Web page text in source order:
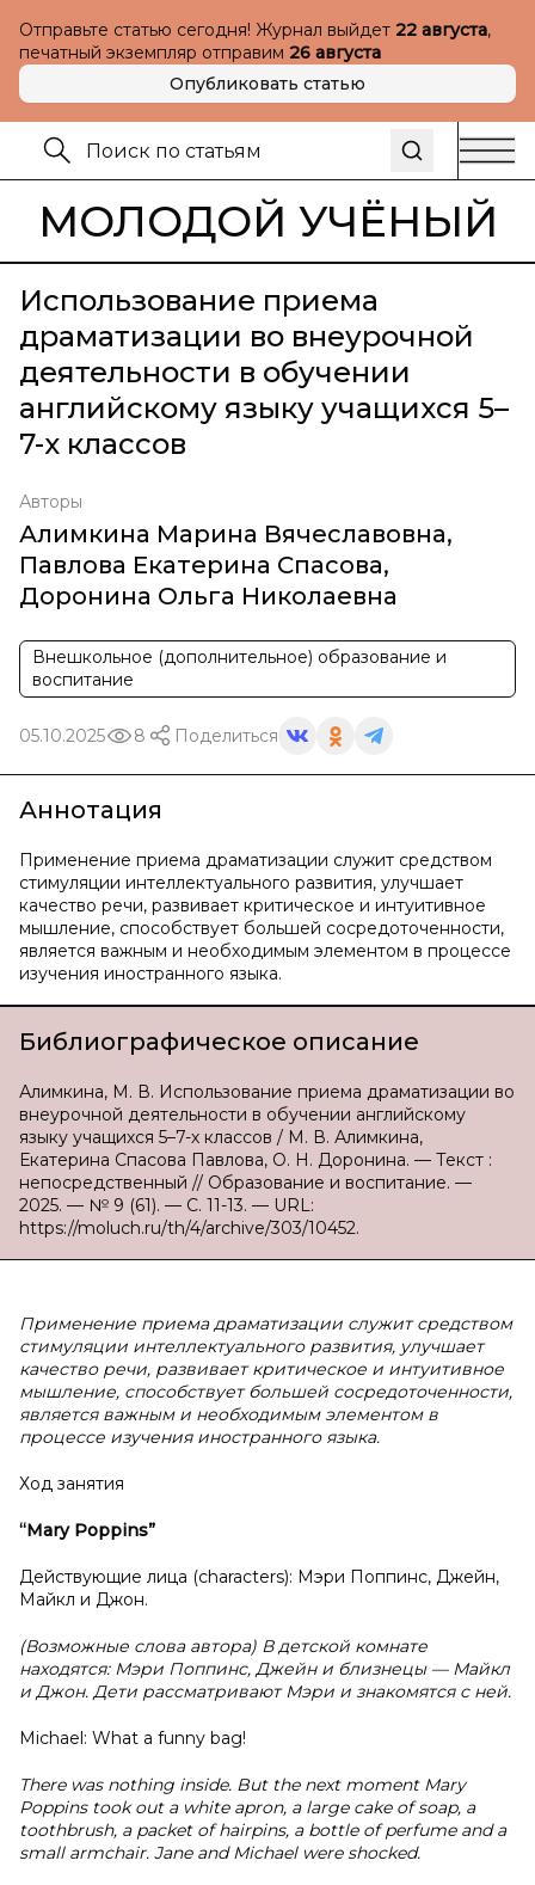
Отправьте статью сегодня! Журнал выйдет 22 августа,
печатный экземпляр отправим 26 августа
Опубликовать статью
МОЛОДОЙ УЧЁНЫЙ
Использование приема
драматизации во внеурочной
деятельности в обучении
английскому языку учащихся 5–
7-х классов
Авторы
Алимкина Марина Вячеславовна,
Павлова Екатерина Спасова,
Доронина Ольга Николаевна
Внешкольное (дополнительное) образование и
воспитание
05.10.2025 8 Поделиться
Аннотация
Применение приема драматизации служит средством
стимуляции интеллектуального развития, улучшает
качество речи, развивает критическое и интуитивное
мышление, способствует большей сосредоточенности,
является важным и необходимым элементом в процессе
изучения иностранного языка.
Библиографическое описание
Алимкина, М. В. Использование приема драматизации во
внеурочной деятельности в обучении английскому
языку учащихся 5–7-х классов / М. В. Алимкина,
Екатерина Спасова Павлова, О. Н. Доронина. — Текст :
непосредственный // Образование и воспитание. —
2025. — № 9 (61). — С. 11-13. — URL:
https://moluch.ru/th/4/archive/303/10452.
Применение приема драматизации служит средством
стимуляции интеллектуального развития, улучшает
качество речи, развивает критическое и интуитивное
мышление, способствует большей сосредоточенности,
является важным и необходимым элементом в
процессе изучения иностранного языка.
Ход занятия
“Mary Poppins”
Действующие лица (characters): Мэри Поппинс, Джейн,
Майкл и Джон.
(Возможные слова автора) В детской комнате
находятся: Мэри Поппинс, Джейн и близнецы — Майкл
и Джон. Дети рассматривают Мэри и знакомятся с ней.
Michael: What a funny bag!
There was nothing inside. But the next moment Mary
Poppins took out a white apron, a large cake of soap, a
toothbrush, a packet of hairpins, a bottle of perfume and a
small armchair. Jane and Michael were shocked.